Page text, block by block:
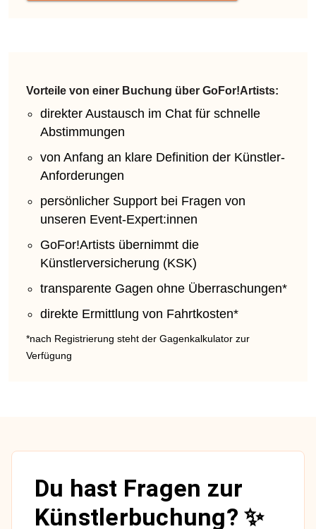
Vorteile von einer Buchung über GoFor!Artists:
direkter Austausch im Chat für schnelle
Abstimmungen
von Anfang an klare Definition der Künstler-
Anforderungen
persönlicher Support bei Fragen von
unseren Event-Expert:innen
GoFor!Artists übernimmt die
Künstlerversicherung (KSK)
transparente Gagen ohne Überraschungen*
direkte Ermittlung von Fahrtkosten*
*nach Registrierung steht der Gagenkalkulator zur
Verfügung
Du hast Fragen zur
Künstlerbuchung? ✨